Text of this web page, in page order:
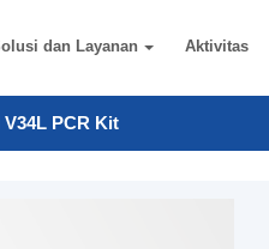
dan Layanan Aktivitas
PCR Kit